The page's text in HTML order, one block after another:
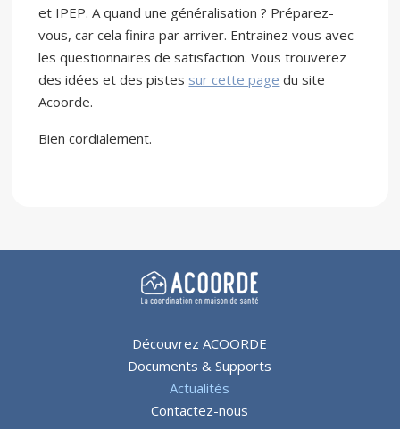
et IPEP. A quand une généralisation ? Préparez-
vous, car cela finira par arriver. Entrainez vous avec
les questionnaires de satisfaction. Vous trouverez
des idées et des pistes sur cette page du site
Acoorde.
Bien cordialement.
Découvrez ACOORDE
Documents & Supports
Actualités
Contactez-nous